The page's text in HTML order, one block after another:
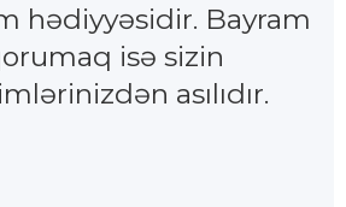
hədiyyəsidir. Bayram
isə sizin
asılıdır.